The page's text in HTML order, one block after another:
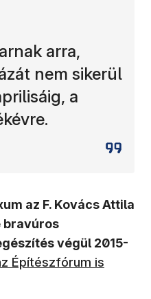
arra,
nem sikerül
a
az F. Kovács Attila
bravúros
végül 2015-
ablakban nyílik meg)
Építészfórum is